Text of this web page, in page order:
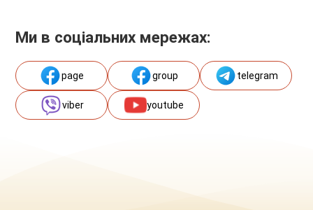
Ми в соціальних мережах:
page group telegram
viber youtube